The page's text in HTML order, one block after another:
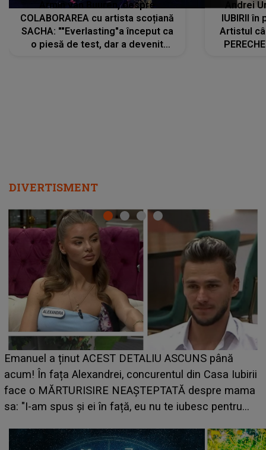
Armin van Buuren, despre
COLABORAREA cu artista scoțiană
SACHA: ""Everlasting"a început ca
o piesă de test, dar a devenit
Andrei
IUBIRII în
Artistul
DIVERTISMENT
ASCUNS până
din Casa Iubirii
despre mama
nu te iubesc pentru
LINE-UP UNTOLD ONE,
scena principală a
suedeză a ajuns deja în
camera de hotel